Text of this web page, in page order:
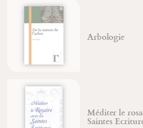
Méditer le rosaire avec les
Saintes Ecritures